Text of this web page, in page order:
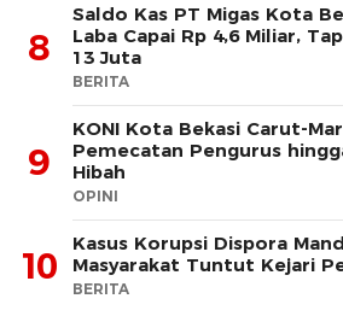
8
Saldo Kas PT Migas Kota
Laba Capai Rp 4,6 Miliar,
13 Juta
BERITA
9
KONI Kota Bekasi Carut-
Pemecatan Pengurus
Hibah
OPINI
10
Kasus Korupsi Dispora
Masyarakat Tuntut Kejari
BERITA